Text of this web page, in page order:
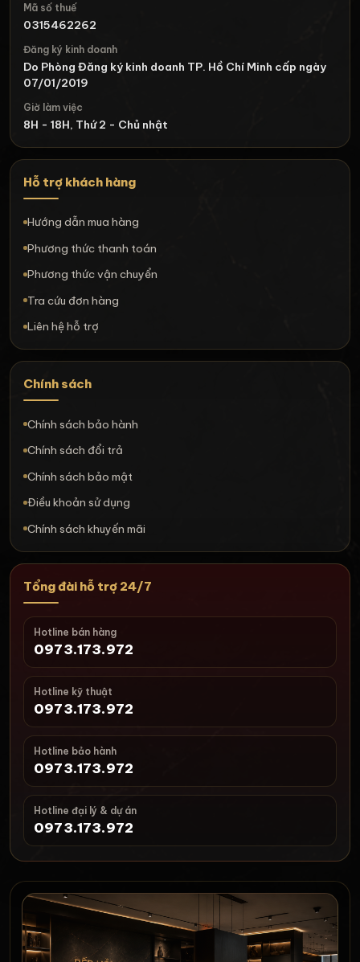
Mã số thuế
0315462262
Đăng ký kinh doanh
Do Phòng Đăng ký kinh doanh TP. Hồ Chí Minh cấp ngày
07/01/2019
Giờ làm việc
8H - 18H, Thứ 2 - Chủ nhật
Hỗ trợ khách hàng
Hướng dẫn mua hàng
Phương thức thanh toán
Phương thức vận chuyển
Tra cứu đơn hàng
Liên hệ hỗ trợ
Chính sách
Chính sách bảo hành
Chính sách đổi trả
Chính sách bảo mật
Điều khoản sử dụng
Chính sách khuyến mãi
Tổng đài hỗ trợ 24/7
Hotline bán hàng
0973.173.972
Hotline kỹ thuật
0973.173.972
Hotline bảo hành
0973.173.972
Hotline đại lý & dự án
0973.173.972